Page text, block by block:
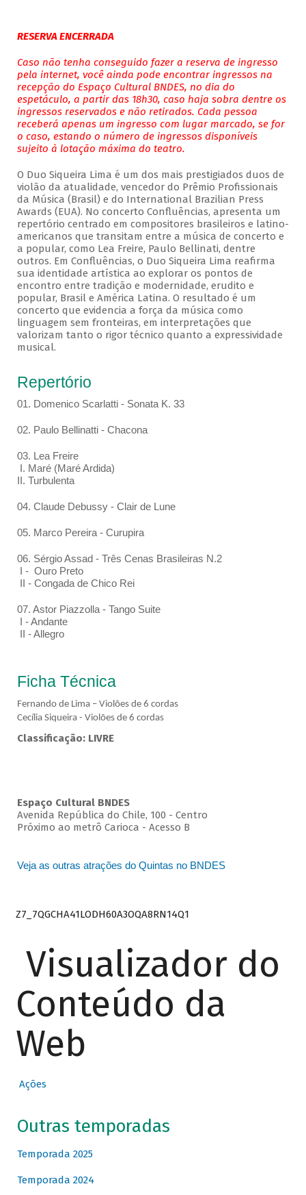
RESERVA ENCERRADA
Caso não tenha conseguido fazer a reserva de ingresso
pela internet, você ainda pode encontrar ingressos na
recepção do Espaço Cultural BNDES, no dia do
espetáculo, a partir das 18h30, caso haja sobra dentre os
ingressos reservados e não retirados. Cada pessoa
receberá apenas um ingresso com lugar marcado, se for
o caso, estando o número de ingressos disponíveis
sujeito à lotação máxima do teatro.
O Duo Siqueira Lima é um dos mais prestigiados duos de
violão da atualidade, vencedor do Prêmio Profissionais
da Música (Brasil) e do International Brazilian Press
Awards (EUA). No concerto Confluências, apresenta um
repertório centrado em compositores brasileiros e latino-
americanos que transitam entre a música de concerto e
a popular, como Lea Freire, Paulo Bellinati, dentre
outros. Em Confluências, o Duo Siqueira Lima reafirma
sua identidade artística ao explorar os pontos de
encontro entre tradição e modernidade, erudito e
popular, Brasil e América Latina. O resultado é um
concerto que evidencia a força da música como
linguagem sem fronteiras, em interpretações que
valorizam tanto o rigor técnico quanto a expressividade
musical.
Repertório
01. Domenico Scarlatti - Sonata K. 33
02. Paulo Bellinatti - Chacona
03. Lea Freire
I. Maré (Maré Ardida)
II. Turbulenta
04. Claude Debussy - Clair de Lune
05. Marco Pereira - Curupira
06. Sérgio Assad - Três Cenas Brasileiras N.2
I - Ouro Preto
II - Congada de Chico Rei
07. Astor Piazzolla - Tango Suite
I - Andante
II - Allegro
Ficha Técnica
Fernando de Lima – Violões de 6 cordas
Cecília Siqueira - Violões de 6 cordas
Classificação: LIVRE
Espaço Cultural BNDES
Avenida República do Chile, 100 - Centro
Próximo ao metrô Carioca - Acesso B
Veja as outras atrações do Quintas no BNDES
Z7_7QGCHA41LODH60A3OQA8RN14Q1
Visualizador do
Conteúdo da
Web
Ações
Outras temporadas
Temporada 2025
Temporada 2024